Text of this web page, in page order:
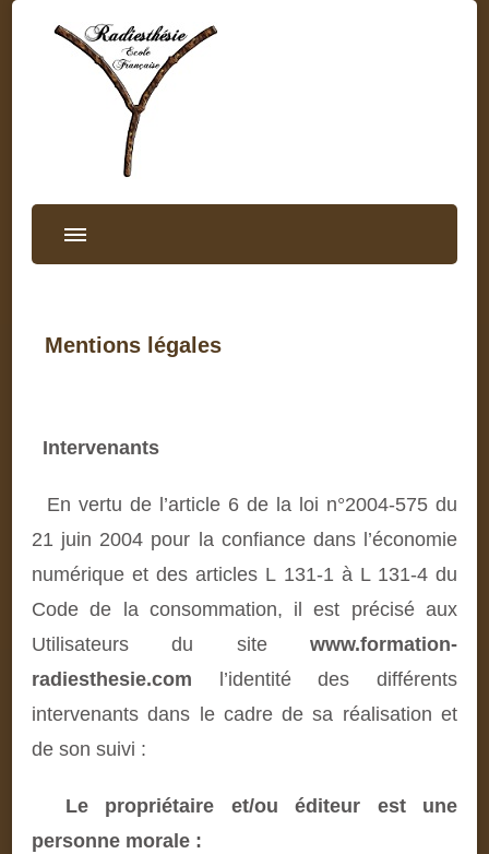
Radiesthesie
Mentions légales
Intervenants
En vertu de l’article 6 de la loi n°2004-575 du
21 juin 2004 pour la confiance dans l’économie
numérique et des articles L 131-1 à L 131-4 du
Code de la consommation, il est précisé aux
Utilisateurs du site www.formation-
radiesthesie.com
l’identité des différents
intervenants dans le cadre de sa réalisation et
de son suivi :
Le propriétaire et/ou éditeur est une
personne morale :